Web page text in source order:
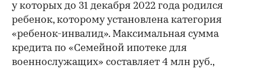
у которых до 31 декабря 2022 года родился
ребенок, которому установлена категория
«ребенок-инвалид». Максимальная сумма
кредита по «Семейной ипотеке для
военнослужащих» составляет 4 млн руб.,